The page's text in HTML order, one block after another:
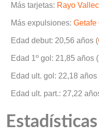
Más tarjetas: Rayo
Más expulsiones: Getafe
Edad debut: 20,56 años (
Edad 1º gol: 21,85 años (
Edad ult. gol: 22,18 años
Edad ult. part.: 27,22